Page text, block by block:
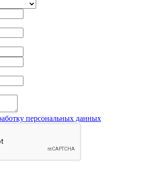
персональных данных